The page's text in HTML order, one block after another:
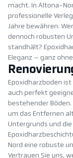
macht. In Altona-
professionelle
Jahre bewähren.
dennoch robusten
standhält?
Eleganz – ganz
Epoxidharzboden
auch perfekt
bestehender
um das Entfernen
Untergrunds und
Nord eine robuste
Vertrauen Sie uns,